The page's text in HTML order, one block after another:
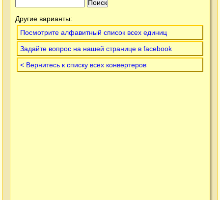
Другие варианты:
Посмотрите алфавитный список всех единиц
Задайте вопрос на нашей странице в facebook
< Вернитесь к списку всех конвертеров